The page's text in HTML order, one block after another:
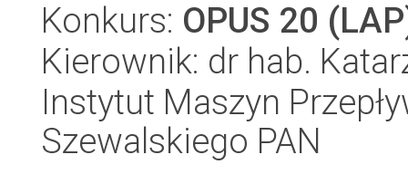
Konkurs: OPUS 20
Kierownik: dr hab.
Instytut Maszyn
Szewalskiego PAN